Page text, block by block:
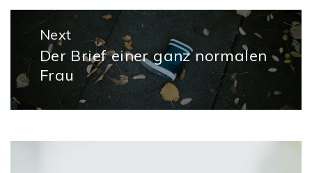
Next
Next
post:
Der Brief einer ganz normalen
Frau